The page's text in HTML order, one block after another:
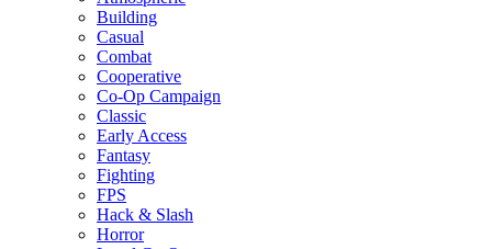
Building
Casual
Combat
Cooperative
Co-Op Campaign
Classic
Early Access
Fantasy
Fighting
FPS
Hack & Slash
Horror